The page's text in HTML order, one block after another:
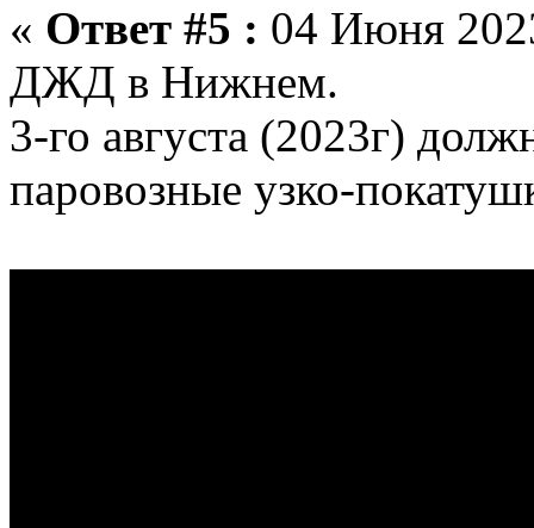
« Ответ #5 : 04 Июня
ДЖД в Нижнем.
3-го августа (2023г)
паровозные узко-